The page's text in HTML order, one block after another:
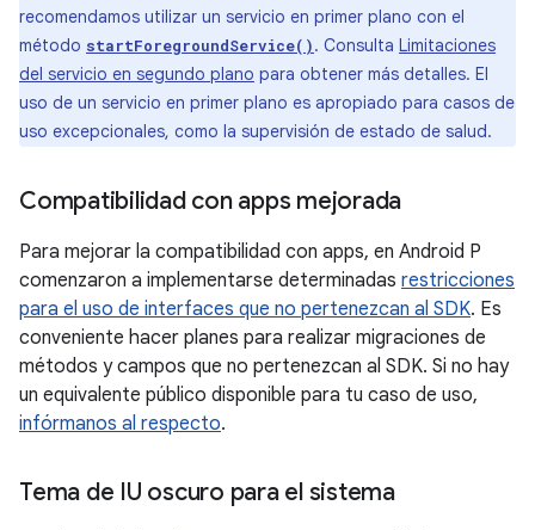
recomendamos utilizar un servicio en primer plano con el
método startForegroundService(). Consulta Limitaciones
del servicio en segundo plano para obtener más detalles. El
uso de un servicio en primer plano es apropiado para casos de
uso excepcionales, como la supervisión de estado de salud.
Compatibilidad con apps mejorada
Para mejorar la compatibilidad con apps, en Android P
comenzaron a implementarse determinadas restricciones
para el uso de interfaces que no pertenezcan al SDK. Es
conveniente hacer planes para realizar migraciones de
métodos y campos que no pertenezcan al SDK. Si no hay
un equivalente público disponible para tu caso de uso,
infórmanos al respecto.
Tema de IU oscuro para el sistema